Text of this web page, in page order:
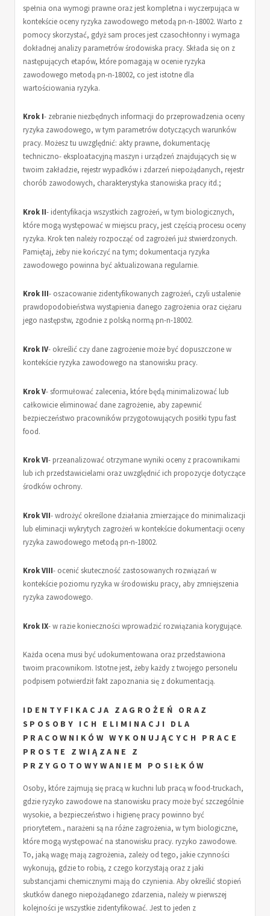
spełnia ona wymogi prawne oraz jest kompletna i wyczerpująca w
kontekście oceny ryzyka zawodowego metodą pn-n-18002. Warto z
pomocy skorzystać, gdyż sam proces jest czasochłonny i wymaga
dokładnej analizy parametrów środowiska pracy. Składa się on z
następujących etapów, które pomagają w ocenie ryzyka
zawodowego metodą pn-n-18002, co jest istotne dla
wartościowania ryzyka.
Krok I- zebranie niezbędnych informacji do przeprowadzenia oceny
ryzyka zawodowego, w tym parametrów dotyczących warunków
pracy. Możesz tu uwzględnić: akty prawne, dokumentację
techniczno- eksploatacyjną maszyn i urządzeń znajdujących się w
twoim zakładzie, rejestr wypadków i zdarzeń niepożądanych, rejestr
chorób zawodowych, charakterystyka stanowiska pracy itd.;
Krok II- identyfikacja wszystkich zagrożeń, w tym biologicznych,
które mogą występować w miejscu pracy, jest częścią procesu oceny
ryzyka. Krok ten należy rozpocząć od zagrożeń już stwierdzonych.
Pamiętaj, żeby nie kończyć na tym; dokumentacja ryzyka
zawodowego powinna być aktualizowana regularnie.
Krok III- oszacowanie zidentyfikowanych zagrożeń, czyli ustalenie
prawdopodobieństwa wystąpienia danego zagrożenia oraz ciężaru
jego następstw, zgodnie z polską normą pn-n-18002.
Krok IV- określić czy dane zagrożenie może być dopuszczone w
kontekście ryzyka zawodowego na stanowisku pracy.
Krok V- sformułować zalecenia, które będą minimalizować lub
całkowicie eliminować dane zagrożenie, aby zapewnić
bezpieczeństwo pracowników przygotowujących posiłki typu fast
food.
Krok VI- przeanalizować otrzymane wyniki oceny z pracownikami
lub ich przedstawicielami oraz uwzględnić ich propozycje dotyczące
środków ochrony.
Krok VII- wdrożyć określone działania zmierzające do minimalizacji
lub eliminacji wykrytych zagrożeń w kontekście dokumentacji oceny
ryzyka zawodowego metodą pn-n-18002.
Krok VIII- ocenić skuteczność zastosowanych rozwiązań w
kontekście poziomu ryzyka w środowisku pracy, aby zmniejszenia
ryzyka zawodowego.
Krok IX- w razie konieczności wprowadzić rozwiązania korygujące.
Każda ocena musi być udokumentowana oraz przedstawiona
twoim pracownikom. Istotne jest, żeby każdy z twojego personelu
podpisem potwierdził fakt zapoznania się z dokumentacją.
IDENTYFIKACJA ZAGROŻEŃ ORAZ
SPOSOBY ICH ELIMINACJI DLA
PRACOWNIKÓW WYKONUJĄCYCH PRACE
PROSTE ZWIĄZANE Z
PRZYGOTOWYWANIEM POSIŁKÓW
Osoby, które zajmują się pracą w kuchni lub pracą w food-truckach,
gdzie ryzyko zawodowe na stanowisku pracy może być szczególnie
wysokie, a bezpieczeństwo i higienę pracy powinno być
priorytetem., narażeni są na różne zagrożenia, w tym biologiczne,
które mogą występować na stanowisku pracy. ryzyko zawodowe.
To, jaką wagę mają zagrożenia, zależy od tego, jakie czynności
wykonują, gdzie to robią, z czego korzystają oraz z jaki
substancjami chemicznymi mają do czynienia. Aby określić stopień
skutków danego niepożądanego zdarzenia, należy w pierwszej
kolejności je wszystkie zidentyfikować. Jest to jeden z